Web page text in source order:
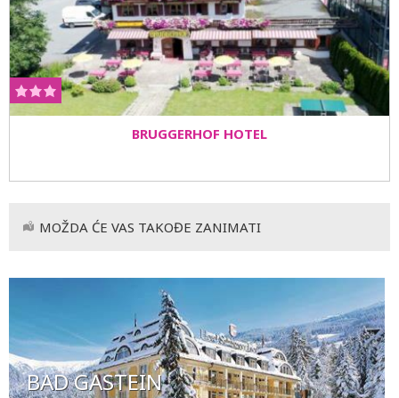
BRUGGERHOF HOTEL
MOŽDA ĆE VAS TAKOĐE ZANIMATI
BAD GASTEIN